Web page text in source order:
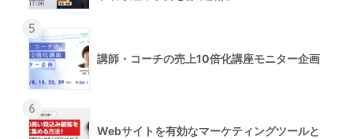
5
講師・コーチの売上10倍化講座モニター企画
6
Webサイトを有効なマーケティングツールと